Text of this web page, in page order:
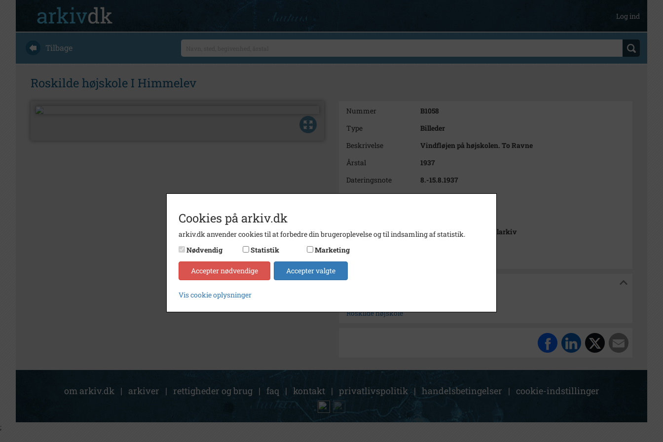
Log ind
Tilbage
Roskilde højskole I Himmelev
Nummer
B1058
Type
Billeder
Beskrivelse
Vindfløjen på højskolen. To Ravne
Årstal
1937
Dateringsnote
8.-15.8.1937
Fotograf
Helge Sigfred Olsen
Arkiv
Slagelse Stads- og Lokalarkiv
Søg videre i Slagelse Stads- og Lokalarkiv
Roskilde højskole
om arkiv.dk | arkiver | rettigheder og brug | faq | kontakt | privatlivspolitik | handelsbetingelser | cookie-indstillinger
Cookies på arkiv.dk
arkiv.dk anvender cookies til at forbedre din brugeroplevelse og til indsamling af statistik.
Nødvendig
Statistik Marketing
Accepter nødvendige Accepter valgte
Vis cookie oplysninger
;